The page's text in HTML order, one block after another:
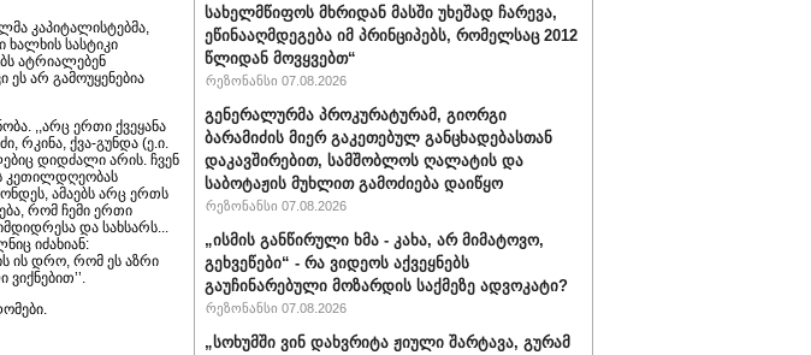
კაპიტალისტებმა,
სასტიკი
ატრიალებენ
არ გამოუყენებია
,,არც ერთი ქვეყანა
რკინა, ქვა-გუნდა (ე.ი.
დიდძალი არის. ჩვენ
კეთილდღეობას
ამაებს არც ერთს
რომ ჩემი ერთი
და სახსარს...
იძახიან:
ის დრო, რომ ეს აზრი
სახელმწიფოს მხრიდან მასში უხეშად ჩარევა,
ეწინააღმდეგება იმ პრინციპებს, რომელსაც 2012
წლიდან მოვყვებთ“
რეზონანსი 07.08.2026
გენერალურმა პროკურატურამ, გიორგი
ბარამიძის მიერ გაკეთებულ განცხადებასთან
დაკავშირებით, სამშობლოს ღალატის და
საბოტაჟის მუხლით გამოძიება დაიწყო
რეზონანსი 07.08.2026
„ისმის განწირული ხმა - კახა, არ მიმატოვო,
გეხვეწები“ - რა ვიდეოს აქვეყნებს
გაუჩინარებული მოზარდის საქმეზე ადვოკატი?
რეზონანსი 07.08.2026
„სოხუმში ვინ დახვრიტა ჟიული შარტავა, გურამ